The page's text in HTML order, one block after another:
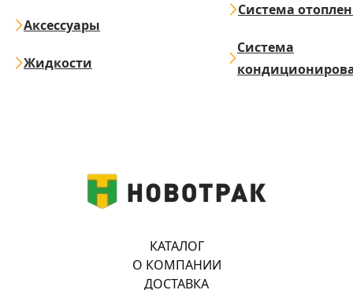
Аксессуары
Жидкости
Система
Система
КАТАЛОГ
О КОМПАНИИ
ДОСТАВКА